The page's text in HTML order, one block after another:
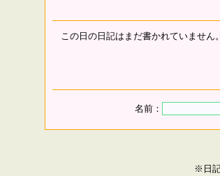
この日の日記はまだ書かれていません。
名前：
※日